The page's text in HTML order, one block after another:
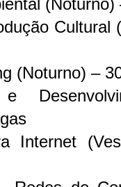
Cultural
(Noturno) –
Internet